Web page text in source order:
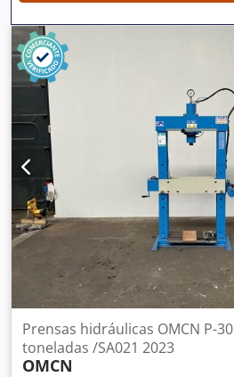
Prensas hidráulicas OMCN P-30
toneladas /SA021 2023
OMCN